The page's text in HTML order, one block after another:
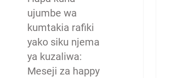
ujumbe wa
kumtakia rafiki
yako siku njema
ya kuzaliwa:
Meseji za happy